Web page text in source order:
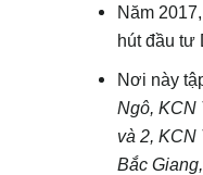
Năm
hút đầu tư
Nơi này
Ngô, KCN
và 2,
Bắc